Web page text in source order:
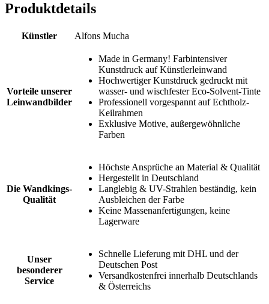
Produktdetails
Künstler Alfons Mucha
Vorteile unserer
Leinwandbilder
Made in Germany! Farbintensiver
Kunstdruck auf Künstlerleinwand
Hochwertiger Kunstdruck gedruckt mit
wasser- und wischfester Eco-Solvent-Tinte
Professionell vorgespannt auf Echtholz-
Keilrahmen
Exklusive Motive, außergewöhnliche
Farben
Die Wandkings-
Qualität
Höchste Ansprüche an Material & Qualität
Hergestellt in Deutschland
Langlebig & UV-Strahlen beständig, kein
Ausbleichen der Farbe
Keine Massenanfertigungen, keine
Lagerware
Unser
besonderer
Service
Schnelle Lieferung mit DHL und der
Deutschen Post
Versandkostenfrei innerhalb Deutschlands
& Österreichs